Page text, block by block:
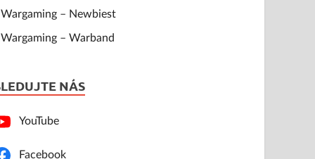
Wargaming – Newbiest
Wargaming – Warband
NÁS
YouTube
Facebook